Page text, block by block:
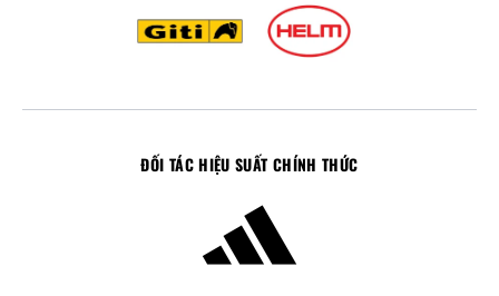
ĐỐI TÁC HIỆU SUẤT CHÍNH THỨC